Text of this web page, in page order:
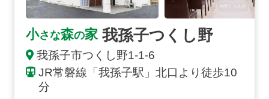
小さな森の家 我孫子つくし野
我孫子市つくし野1-1-6
JR常磐線「我孫子駅」北口より徒歩10
分